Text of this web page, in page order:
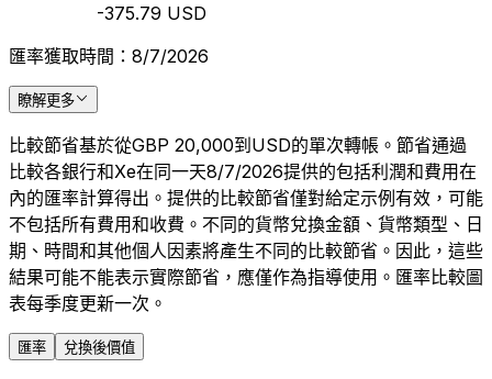
-375.79 USD
匯率獲取時間：8/7/2026
瞭解更多
比較節省基於從GBP 20,000到USD的單次轉帳。節省通過
比較各銀行和Xe在同一天8/7/2026提供的包括利潤和費用在
內的匯率計算得出。提供的比較節省僅對給定示例有效，可能
不包括所有費用和收費。不同的貨幣兌換金額、貨幣類型、日
期、時間和其他個人因素將產生不同的比較節省。因此，這些
結果可能不能表示實際節省，應僅作為指導使用。匯率比較圖
表每季度更新一次。
匯率 兌換後價值